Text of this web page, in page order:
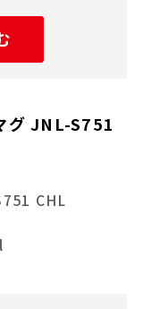
グ JNL-S751
CHL